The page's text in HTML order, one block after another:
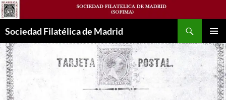
Saltar
al
contenido
Sociedad Filatélica de Madrid
MENÚ